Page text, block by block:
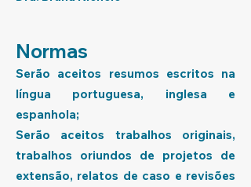
Normas
Serão aceitos resumos escritos na
língua portuguesa, inglesa e
espanhola;
Serão aceitos trabalhos originais,
trabalhos oriundos de projetos de
extensão, relatos de caso e revisões